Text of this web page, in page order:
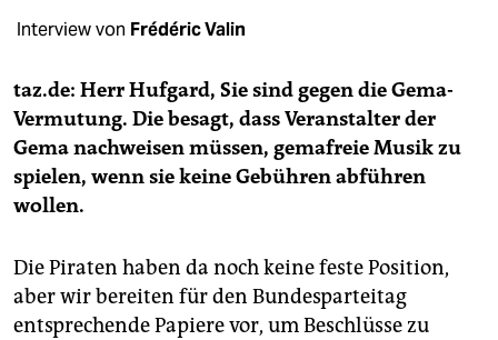
fragen & hilfe
abo
genossenschaft
epaper login
Interview von Frédéric Valin
taz.de: Herr Hufgard, Sie sind gegen die Gema-
Vermutung. Die besagt, dass Veranstalter der
Gema nachweisen müssen, gemafreie Musik zu
spielen, wenn sie keine Gebühren abführen
wollen.
Die Piraten haben da noch keine feste Position,
aber wir bereiten für den Bundesparteitag
entsprechende Papiere vor, um Beschlüsse zu